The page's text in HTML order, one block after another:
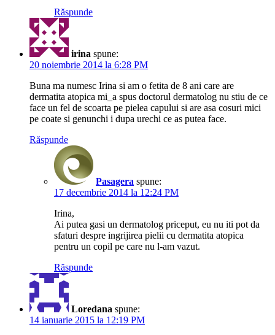
Răspunde
irina spune:
20 noiembrie 2014 la 6:28 PM
Buna ma numesc Irina si am o fetita de 8 ani care are
dermatita atopica mi_a spus doctorul dermatolog nu stiu de ce
face un fel de scoarta pe pielea capului si are asa cosuri mici
pe coate si genunchi i dupa urechi ce as putea face.
Răspunde
Pasagera spune:
17 decembrie 2014 la 12:24 PM
Irina,
Ai putea gasi un dermatolog priceput, eu nu iti pot da
sfaturi despre ingrijirea pielii cu dermatita atopica
pentru un copil pe care nu l-am vazut.
Răspunde
Loredana spune:
14 ianuarie 2015 la 12:19 PM